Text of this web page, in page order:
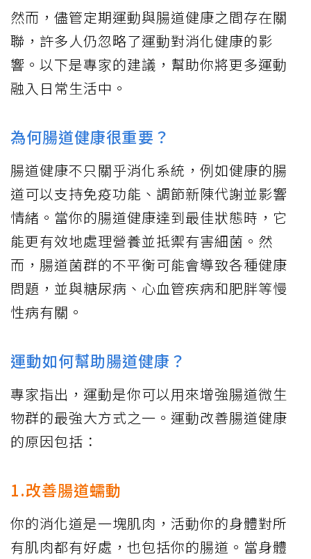
然而，儘管定期運動與腸道健康之間存在關
聯，許多人仍忽略了運動對消化健康的影
響。以下是專家的建議，幫助你將更多運動
融入日常生活中。
為何腸道健康很重要？
腸道健康不只關乎消化系統，例如健康的腸
道可以支持免疫功能、調節新陳代謝並影響
情緒。當你的腸道健康達到最佳狀態時，它
能更有效地處理營養並抵禦有害細菌。然
而，腸道菌群的不平衡可能會導致各種健康
問題，並與糖尿病、心血管疾病和肥胖等慢
性病有關。
運動如何幫助腸道健康？
專家指出，運動是你可以用來增強腸道微生
物群的最強大方式之一。運動改善腸道健康
的原因包括：
1.改善腸道蠕動
你的消化道是一塊肌肉，活動你的身體對所
有肌肉都有好處，也包括你的腸道。當身體